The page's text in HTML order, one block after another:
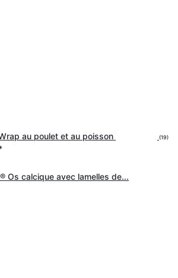
au poulet et au poisson (19)